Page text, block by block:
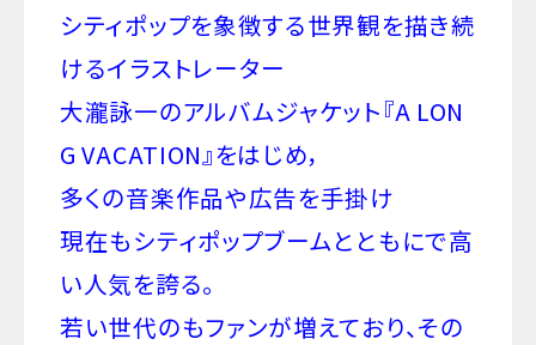
シティポップを象徴する世界観を描き続
けるイラストレーター
大瀧詠一のアルバムジャケット『A LON
G VACATION』をはじめ，
多くの音楽作品や広告を手掛け
現在もシティポップブームとともにで高
い人気を誇る。
若い世代のもファンが増えており、その